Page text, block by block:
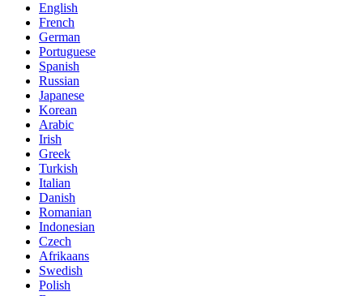
English
French
German
Portuguese
Spanish
Russian
Japanese
Korean
Arabic
Irish
Greek
Turkish
Italian
Danish
Romanian
Indonesian
Czech
Afrikaans
Swedish
Polish